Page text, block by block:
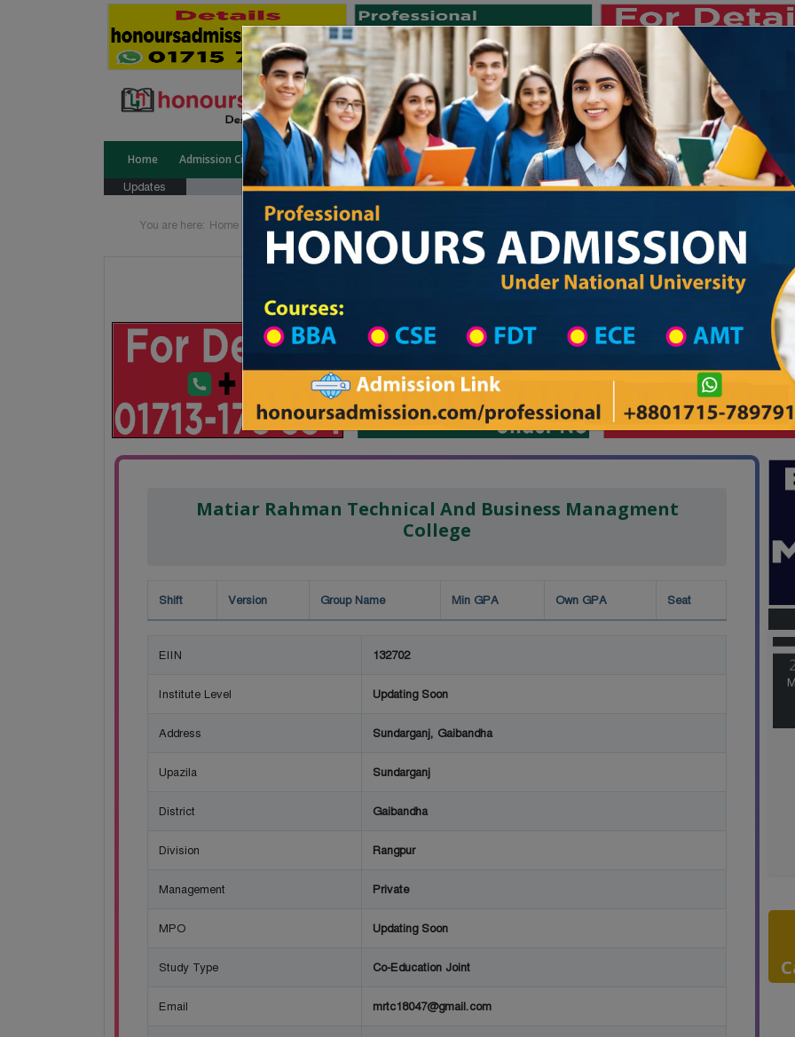
Home Admission Circular Public University Private University International University University College
Updates জাতীয় বিশ্ববিদ্যালয় ২০২৫-২৬
You are here: Home Division List Technical Institute in Gaibandha
Private University Admission
Matiar Rahman Technical And Business Managment
College
Shift Version Group Name Min GPA Own GPA Seat
EIIN 132702
Institute Level Updating Soon
Address Sundarganj, Gaibandha
Upazila Sundarganj
District Gaibandha
Division Rangpur
Management Private
MPO Updating Soon
Study Type Co-Education Joint
Email mrtc18047@gmail.com